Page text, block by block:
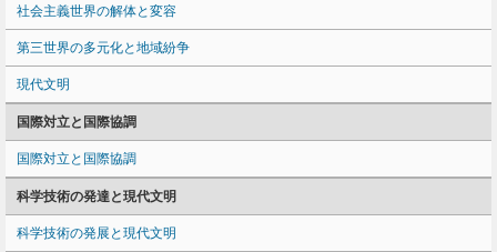
社会主義世界の解体と変容
第三世界の多元化と地域紛争
現代文明
国際対立と国際協調
国際対立と国際協調
科学技術の発達と現代文明
科学技術の発展と現代文明